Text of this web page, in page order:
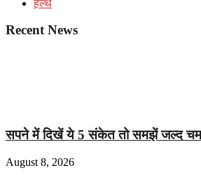
हेल्थ
Recent News
सपने में दिखें ये 5 संकेत तो समझें जल्द
August 8, 2026